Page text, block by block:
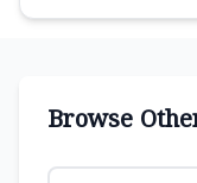
Browse